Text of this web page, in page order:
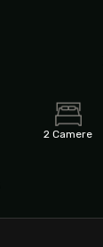
2 Camere